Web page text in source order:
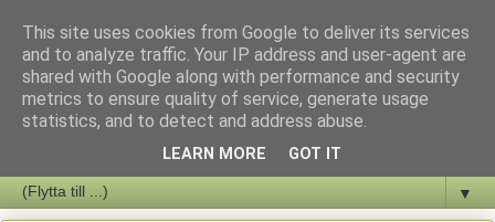
Staffars Seriers Blog
Vi skriver om serienyheter av alla de slag samt om vad som sker i
▼
This site uses cookies from Google to deliver its services
and to analyze traffic. Your IP address and user-agent are
shared with Google along with performance and security
metrics to ensure quality of service, generate usage
statistics, and to detect and address abuse.
LEARN MORE GOT IT